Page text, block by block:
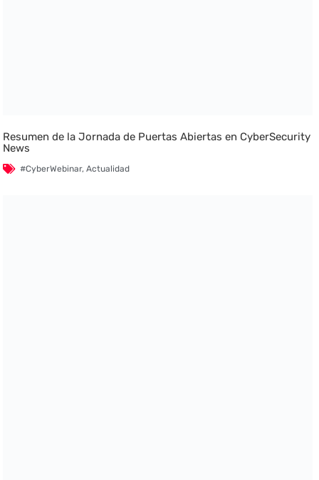
Resumen de la Jornada de Puertas Abiertas en CyberSecurity
News
#CyberWebinar,Actualidad